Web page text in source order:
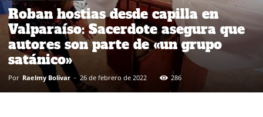
Roban hostias desde capilla en
Valparaíso: Sacerdote asegura que
autores son parte de «un grupo
satánico»
Por Raelmy Bolivar - 26 de febrero de 2022 286